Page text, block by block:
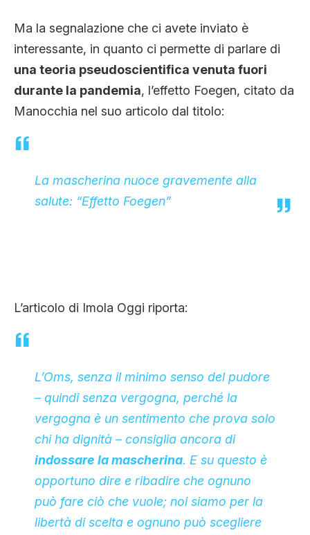
Ma la segnalazione che ci avete inviato è
interessante, in quanto ci permette di parlare di
una teoria pseudoscientifica venuta fuori
durante la pandemia, l’effetto Foegen, citato da
Manocchia nel suo articolo dal titolo:
La mascherina nuoce gravemente alla
salute: “Effetto Foegen”
L’articolo di Imola Oggi riporta:
L’Oms, senza il minimo senso del pudore
–quindi senza vergogna, perché la
vergogna è un sentimento che prova solo
chi ha dignità – consiglia ancora di
indossare la mascherina. E su questo è
opportuno dire e ribadire che ognuno
può fare ciò che vuole; noi siamo per la
libertà di scelta e ognuno può scegliere